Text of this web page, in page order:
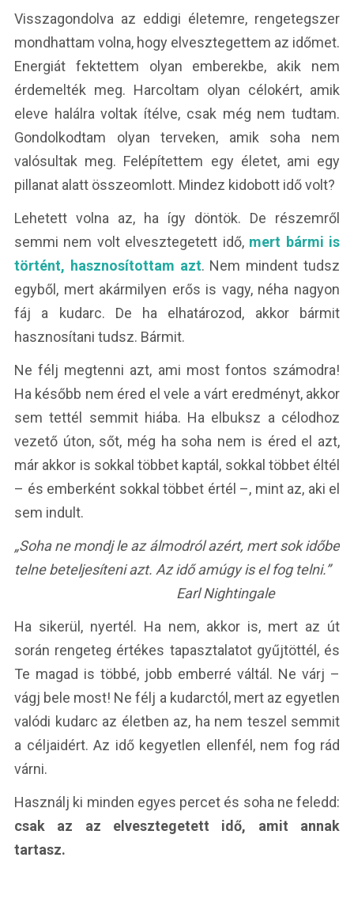
Visszagondolva az eddigi életemre, rengetegszer
mondhattam volna, hogy elvesztegettem az időmet.
Energiát fektettem olyan emberekbe, akik nem
érdemelték meg. Harcoltam olyan célokért, amik
eleve halálra voltak ítélve, csak még nem tudtam.
Gondolkodtam olyan terveken, amik soha nem
valósultak meg. Felépítettem egy életet, ami egy
pillanat alatt összeomlott. Mindez kidobott idő volt?
Lehetett volna az, ha így döntök. De részemről
semmi nem volt elvesztegetett idő, mert bármi is
történt, hasznosítottam azt. Nem mindent tudsz
egyből, mert akármilyen erős is vagy, néha nagyon
fáj a kudarc. De ha elhatározod, akkor bármit
hasznosítani tudsz. Bármit.
Ne félj megtenni azt, ami most fontos számodra!
Ha később nem éred el vele a várt eredményt, akkor
sem tettél semmit hiába. Ha elbuksz a célodhoz
vezető úton, sőt, még ha soha nem is éred el azt,
már akkor is sokkal többet kaptál, sokkal többet éltél
– és emberként sokkal többet értél –, mint az, aki el
sem indult.
„Soha ne mondj le az álmodról azért, mert sok időbe
telne beteljesíteni azt. Az idő amúgy is el fog telni.”
Earl Nightingale
Ha sikerül, nyertél. Ha nem, akkor is, mert az út
során rengeteg értékes tapasztalatot gyűjtöttél, és
Te magad is többé, jobb emberré váltál. Ne várj –
vágj bele most! Ne félj a kudarctól, mert az egyetlen
valódi kudarc az életben az, ha nem teszel semmit
a céljaidért. Az idő kegyetlen ellenfél, nem fog rád
várni.
Használj ki minden egyes percet és soha ne feledd:
csak az az elvesztegetett idő, amit annak
tartasz.